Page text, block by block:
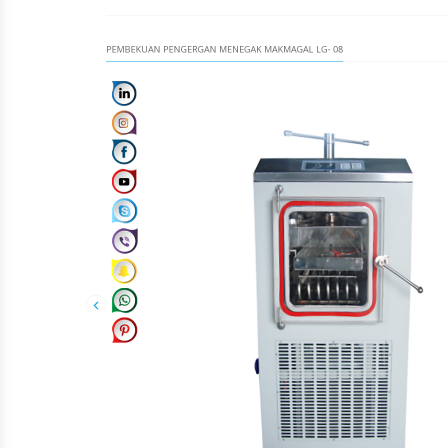
PEMBEKUAN PENGERGAN MENEGAK MAKMAGAL LG- 08